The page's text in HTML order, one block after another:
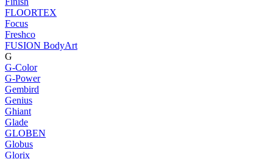
FLOORTEX
Focus
Freshco
FUSION BodyArt
G
G-Color
G-Power
Gembird
Genius
Ghiant
Glade
GLOBEN
Globus
Glorix